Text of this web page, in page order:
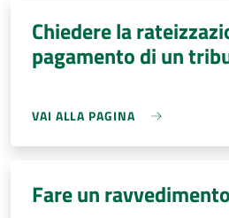
Chiedere la
pagamento di un
VAI ALLA PAGINA
Fare un